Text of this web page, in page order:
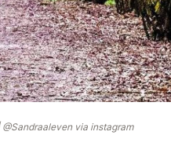
via instagram